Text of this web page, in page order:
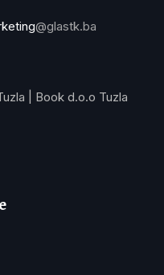
@glastk.ba
| Book d.o.o Tuzla